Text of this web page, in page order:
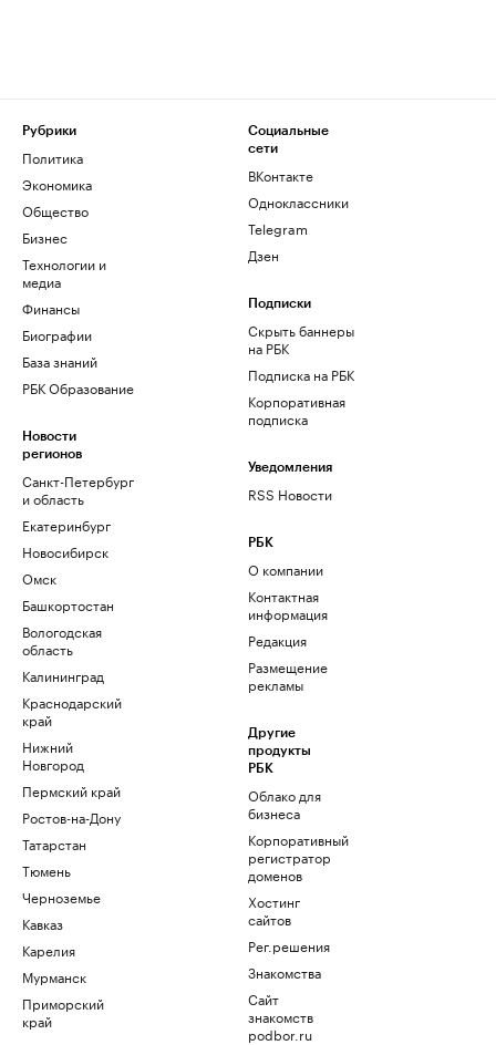
Рубрики
Политика
Экономика
Общество
Бизнес
Технологии и
медиа
Финансы
Биографии
База знаний
РБК Образование
Новости
регионов
Санкт-Петербург
и область
Екатеринбург
Новосибирск
Омск
Башкортостан
Вологодская
область
Калининград
Краснодарский
край
Нижний
Новгород
Пермский край
Ростов-на-Дону
Татарстан
Тюмень
Черноземье
Кавказ
Карелия
Мурманск
Приморский
край
Социальные
сети
ВКонтакте
Одноклассники
Telegram
Дзен
Подписки
Скрыть баннеры
на РБК
Подписка на РБК
Корпоративная
подписка
Уведомления
RSS Новости
РБК
О компании
Контактная
информация
Редакция
Размещение
рекламы
Другие
продукты
РБК
Облако для
бизнеса
Корпоративный
регистратор
доменов
Хостинг
сайтов
Рег.решения
Знакомства
Сайт
знакомств
podbor.ru